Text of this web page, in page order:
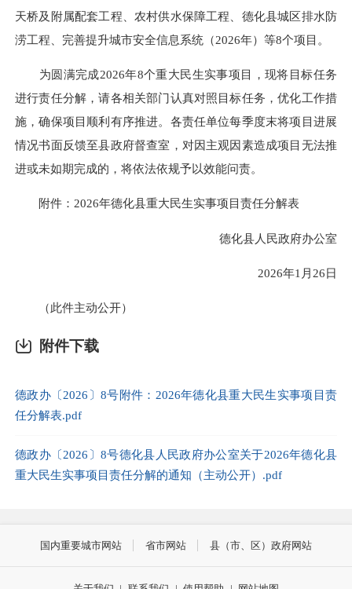
天桥及附属配套工程、农村供水保障工程、德化县城区排水防
涝工程、完善提升城市安全信息系统（2026年）等8个项目。
为圆满完成2026年8个重大民生实事项目，现将目标任务
进行责任分解，请各相关部门认真对照目标任务，优化工作措
施，确保项目顺利有序推进。各责任单位每季度末将项目进展
情况书面反馈至县政府督查室，对因主观因素造成项目无法推
进或未如期完成的，将依法依规予以效能问责。
附件：2026年德化县重大民生实事项目责任分解表
德化县人民政府办公室
2026年1月26日
（此件主动公开）
附件下载
德政办〔2026〕8号附件：2026年德化县重大民生实事项目责
任分解表.pdf
德政办〔2026〕8号德化县人民政府办公室关于2026年德化县
重大民生实事项目责任分解的通知（主动公开）.pdf
国内重要城市网站 省市网站 县（市、区）政府网站